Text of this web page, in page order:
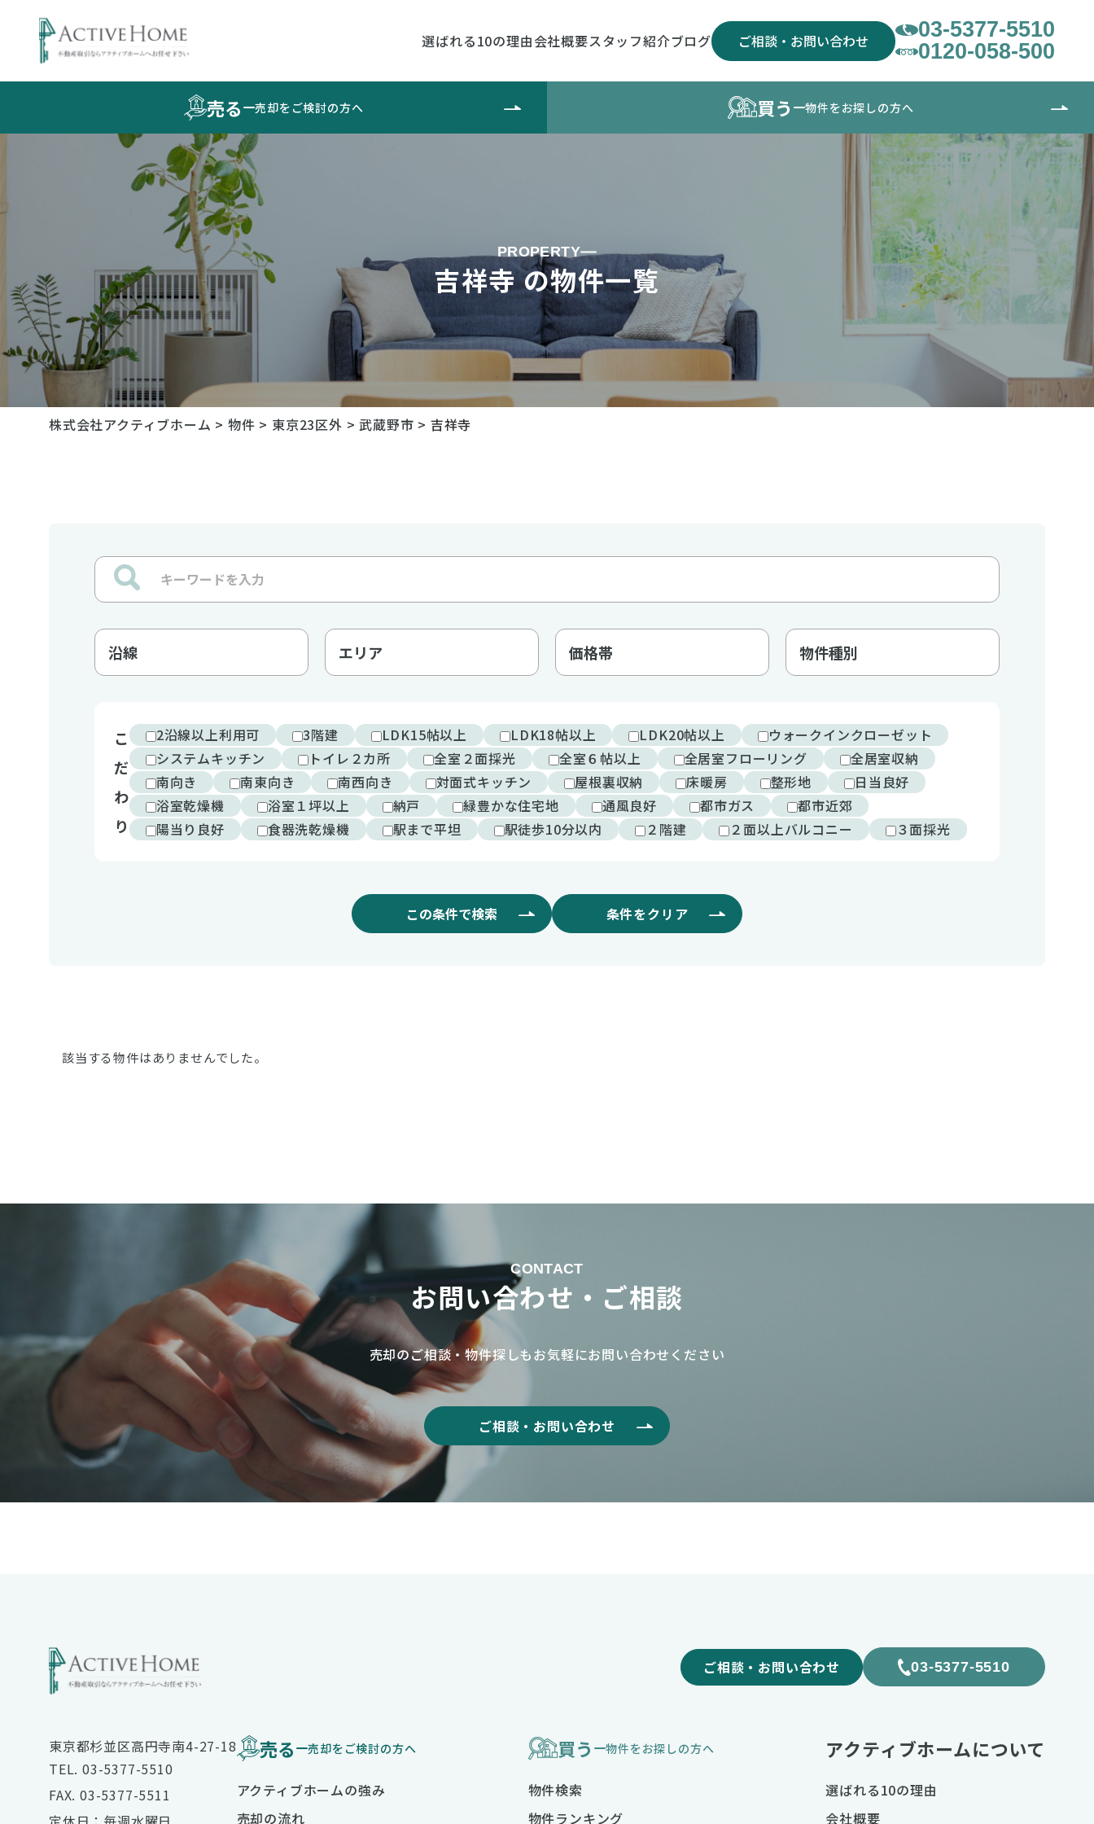
選ばれる10の理由会社概要スタッフ紹介ブログ ご相談・お問い合わせ
03-5377-5510
0120-058-500
売る 売却をご検討の方へ 買う 物件をお探しの方へ
PROPERTY
吉祥寺 の物件一覧
株式会社アクティブホーム >物件 > 東京23区外 >武蔵野市 > 吉祥寺
こ
だ
わ
り
2沿線以上利用可 3階建 LDK15帖以上 LDK18帖以上 LDK20帖以上
ウォークインクローゼット
システムキッチン
トイレ２カ所 全室２面採光 全室６帖以上 全居室フローリング
全居室収納
南向き
南東向き 南西向き 対面式キッチン 屋根裏収納 床暖房 整形地
日当良好
浴室乾燥機
浴室１坪以上 納戸 緑豊かな住宅地 通風良好 都市ガス
都市近郊
陽当り良好
食器洗乾燥機 駅まで平坦 駅徒歩10分以内 ２階建 ２面以上バルコニー ３面採光
この条件で検索 条件をクリア
該当する物件はありませんでした。
CONTACT
お問い合わせ・ご相談
売却のご相談・物件探しもお気軽にお問い合わせください
ご相談・お問い合わせ
東京都杉並区高円寺南4-27-18
TEL. 03-5377-5510
FAX. 03-5377-5511
ご相談・お問い合わせ 03-5377-5510
売る 売却をご検討の方へ
アクティブホームの強み
売却の流れ
買う 物件をお探しの方へ
物件検索
物件ランキング
アクティブホームについて
選ばれる10の理由
会社概要